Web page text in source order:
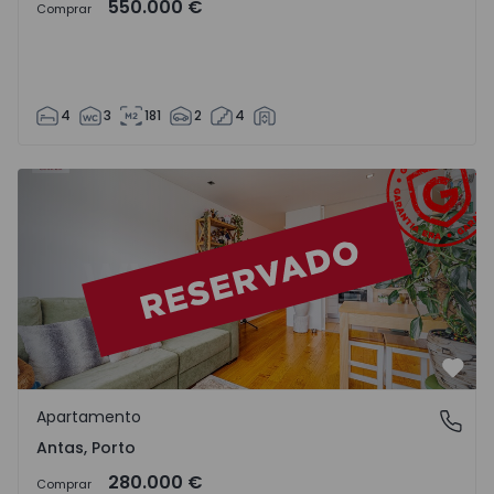
Comprar 550.000 €
4 3 181 2 4
Apartamento T2 Porto, Antas - 1533386 - 14
Antas, Porto
Apartamento
Antas, Porto
Comprar 280.000 €